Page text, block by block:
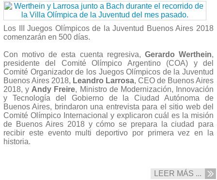
Los III Juegos Olímpicos de la Juventud Buenos Aires 2018
comenzarán en 500 días.
Con motivo de esta cuenta regresiva, Gerardo Werthein,
presidente del Comité Olímpico Argentino (COA) y del
Comité Organizador de los Juegos Olímpicos de la Juventud
Buenos Aires 2018, Leandro Larrosa, CEO de Buenos Aires
2018, y Andy Freire, Ministro de Modernización, Innovación
y Tecnología del Gobierno de la Ciudad Autónoma de
Buenos Aires, brindaron una entrevista para el sitio web del
Comité Olímpico Internacional y explicaron cuál es la misión
de Buenos Aires 2018 y cómo se prepara la ciudad para
recibir este evento multi deportivo por primera vez en la
historia.
LEER MÁS ...